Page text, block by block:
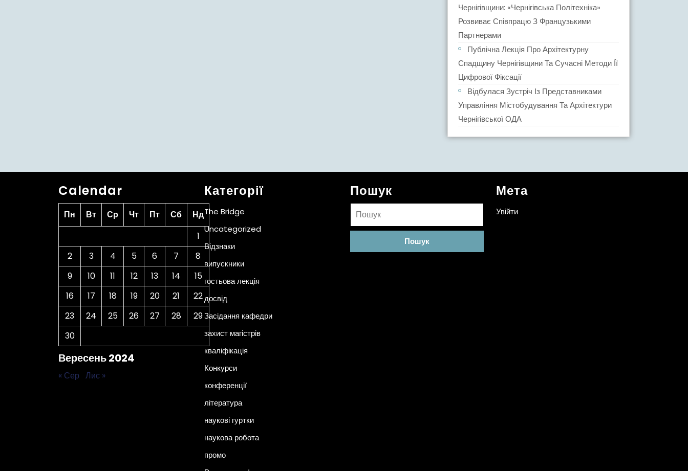
Чернігівщини: «Чернігівська Політехніка»
Розвиває Співпрацю З Французькими
Партнерами
Публічна Лекція Про Архітектурну
Спадщину Чернігівщини Та Сучасні Методи Її
Цифрової Фіксації
Відбулася Зустріч Із Представниками
Управління Містобудування Та Архітектури
Чернігівської ОДА
Calendar
Вересень 2024
Пн Вт Ср Чт Пт Сб
Нд
1
2
3 4 5 6 7
8
9
10 11 12 13 14
15
16
17 18 19 20 21
22
23
24 25 26 27 28
29
30
« Сер Лис »
Категорії
The Bridge
Uncategorized
Відзнаки
випускники
гостьова лекція
досвід
Засідання кафедри
захист магістрів
кваліфікація
Конкурси
конференції
література
наукові гуртки
наукова робота
промо
Пошук
Пошук:
Мета
Увійти